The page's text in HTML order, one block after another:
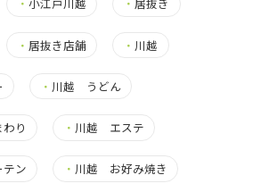
・小江戸川越 ・居抜き
・ 居抜き店舗 ・ 川越
・ 川越 うどん
り ・ 川越 エステ
ン ・ 川越 お好み焼き